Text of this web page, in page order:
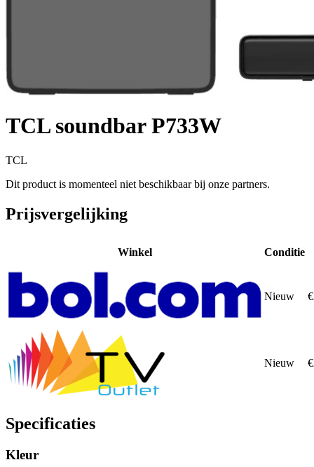
TCL soundbar P733W
TCL
Dit product is momenteel niet beschikbaar bij onze partners.
Prijsvergelijking
Winkel Conditie
Nieuw
Nieuw
Specificaties
Kleur